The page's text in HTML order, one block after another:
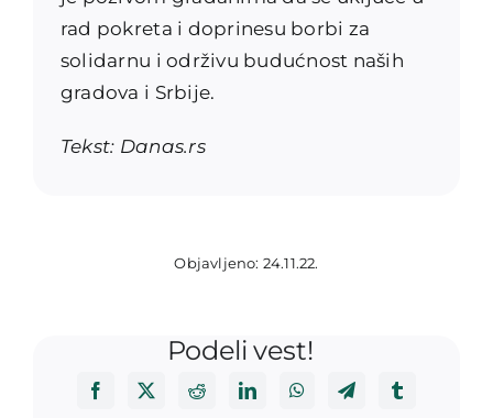
rad pokreta i doprinesu borbi za
solidarnu i održivu budućnost naših
gradova i Srbije.
Tekst: Danas.rs
Objavljeno: 24.11.22.
Podeli vest!